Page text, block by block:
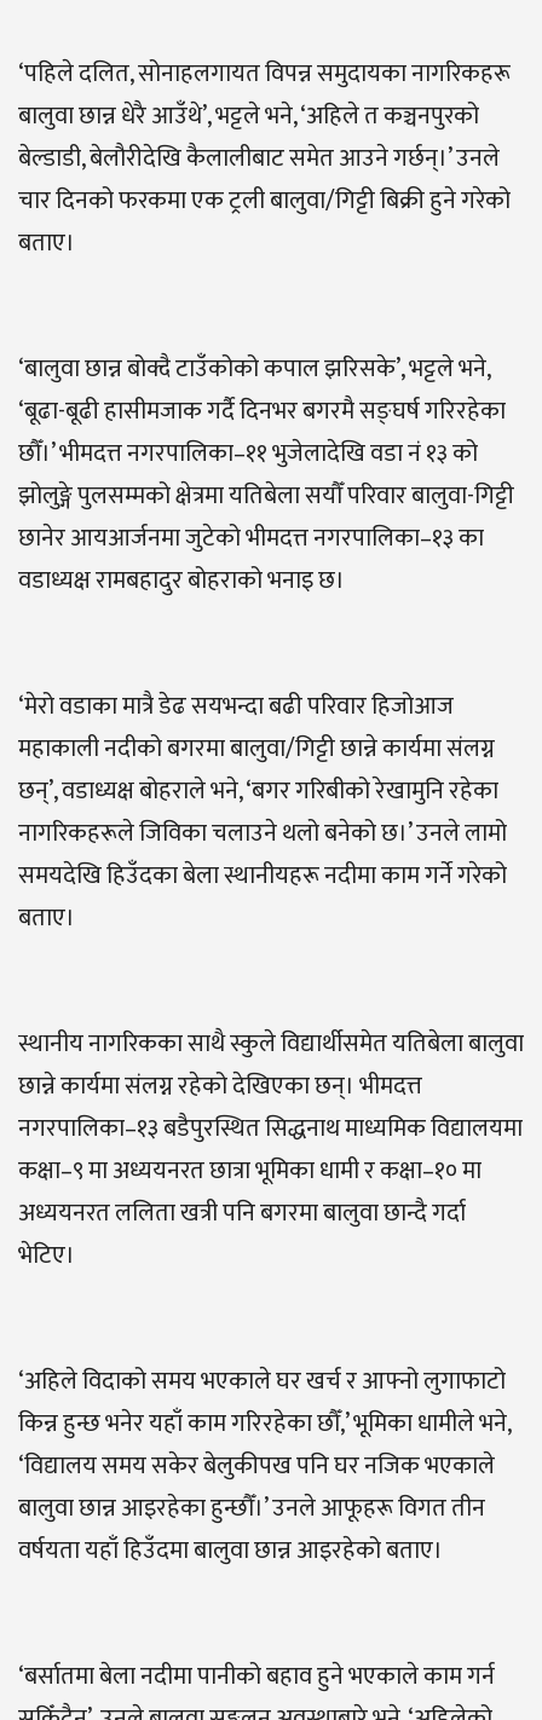
‘पहिले दलित, सोनाहलगायत विपन्न समुदायका नागरिकहरू
बालुवा छान्न धेरै आउँथे’, भट्टले भने, ‘अहिले त कञ्चनपुरको
बेल्डाडी, बेलौरीदेखि कैलालीबाट समेत आउने गर्छन्।’ उनले
चार दिनको फरकमा एक ट्रली बालुवा/गिट्टी बिक्री हुने गरेको
बताए।
‘बालुवा छान्न बोक्दै टाउँकोको कपाल झरिसके’, भट्टले भने,
‘बूढा-बूढी हासीमजाक गर्दै दिनभर बगरमै सङ्घर्ष गरिरहेका
छौँ।’ भीमदत्त नगरपालिका–११ भुजेलादेखि वडा नं १३ को
झोलुङ्गे पुलसम्मको क्षेत्रमा यतिबेला सयौँ परिवार बालुवा-गिट्टी
छानेर आयआर्जनमा जुटेको भीमदत्त नगरपालिका–१३ का
वडाध्यक्ष रामबहादुर बोहराको भनाइ छ।
‘मेरो वडाका मात्रै डेढ सयभन्दा बढी परिवार हिजोआज
महाकाली नदीको बगरमा बालुवा/गिट्टी छान्ने कार्यमा संलग्न
छन्’, वडाध्यक्ष बोहराले भने, ‘बगर गरिबीको रेखामुनि रहेका
नागरिकहरूले जिविका चलाउने थलो बनेको छ।’ उनले लामो
समयदेखि हिउँदका बेला स्थानीयहरू नदीमा काम गर्ने गरेको
बताए।
स्थानीय नागरिकका साथै स्कुले विद्यार्थीसमेत यतिबेला बालुवा
छान्ने कार्यमा संलग्न रहेको देखिएका छन्। भीमदत्त
नगरपालिका–१३ बडैपुरस्थित सिद्धनाथ माध्यमिक विद्यालयमा
कक्षा–९ मा अध्ययनरत छात्रा भूमिका धामी र कक्षा–१० मा
अध्ययनरत ललिता खत्री पनि बगरमा बालुवा छान्दै गर्दा
भेटिए।
‘अहिले विदाको समय भएकाले घर खर्च र आफ्नो लुगाफाटो
किन्न हुन्छ भनेर यहाँ काम गरिरहेका छौँ,’ भूमिका धामीले भने,
‘विद्यालय समय सकेर बेलुकीपख पनि घर नजिक भएकाले
बालुवा छान्न आइरहेका हुन्छौँ।’ उनले आफूहरू विगत तीन
वर्षयता यहाँ हिउँदमा बालुवा छान्न आइरहेको बताए।
‘बर्सातमा बेला नदीमा पानीको बहाव हुने भएकाले काम गर्न